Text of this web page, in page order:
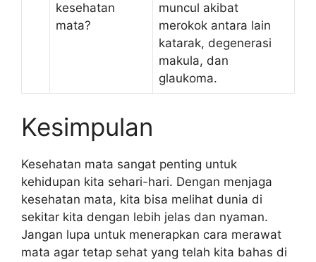
kesehatan
mata?
muncul akibat
merokok antara lain
katarak, degenerasi
makula, dan
glaukoma.
Kesimpulan
Kesehatan mata sangat penting untuk
kehidupan kita sehari-hari. Dengan menjaga
kesehatan mata, kita bisa melihat dunia di
sekitar kita dengan lebih jelas dan nyaman.
Jangan lupa untuk menerapkan cara merawat
mata agar tetap sehat yang telah kita bahas di